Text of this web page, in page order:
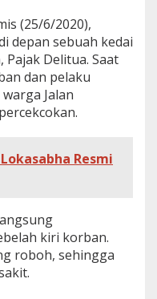
(25/6/2020),
depan sebuah kedai
Pajak Delitua. Saat
dan pelaku
Jalan
Resmi
kiri korban.
roboh, sehingga